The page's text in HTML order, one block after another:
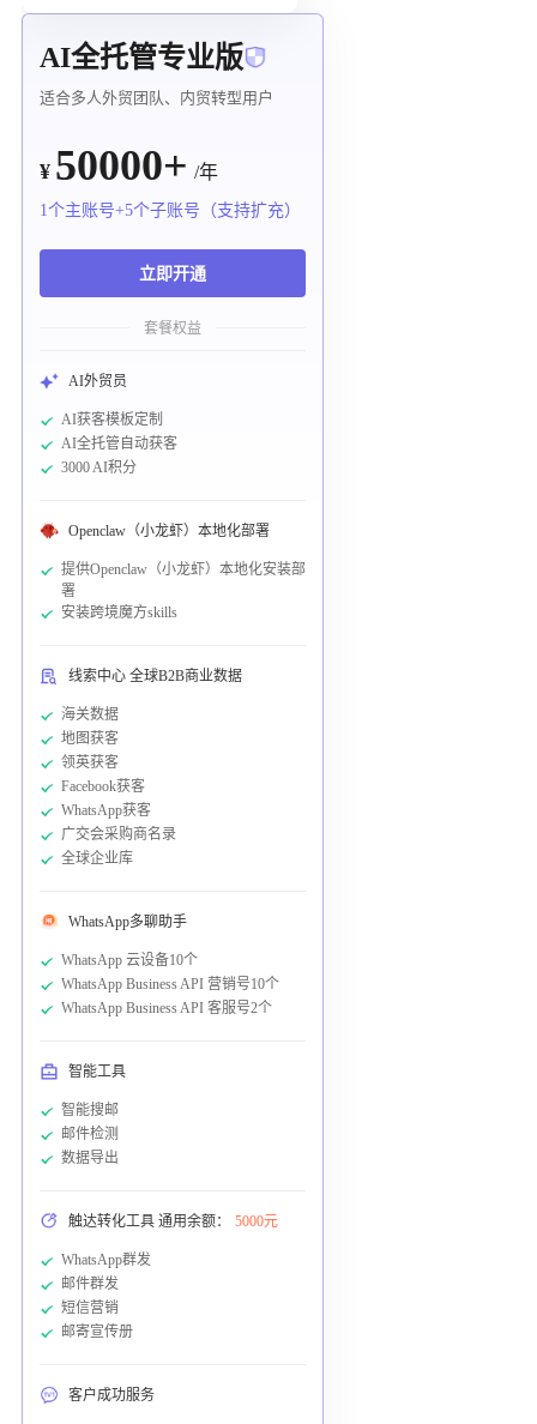
AI全托管专业版
适合多人外贸团队、内贸转型用户
¥ 50000+ /年
1个主账号+5个子账号（支持扩充）
立即开通
套餐权益
AI外贸员
AI获客模板定制
AI全托管自动获客
3000 AI积分
Openclaw（小龙虾）本地化部署
提供Openclaw（小龙虾）本地化安装部
署
安装跨境魔方skills
线索中心 全球B2B商业数据
海关数据
地图获客
领英获客
Facebook获客
WhatsApp获客
广交会采购商名录
全球企业库
WhatsApp多聊助手
WhatsApp 云设备10个
WhatsApp Business API 营销号10个
WhatsApp Business API 客服号2个
智能工具
智能搜邮
邮件检测
数据导出
触达转化工具 通用余额： 5000元
WhatsApp群发
邮件群发
短信营销
邮寄宣传册
客户成功服务